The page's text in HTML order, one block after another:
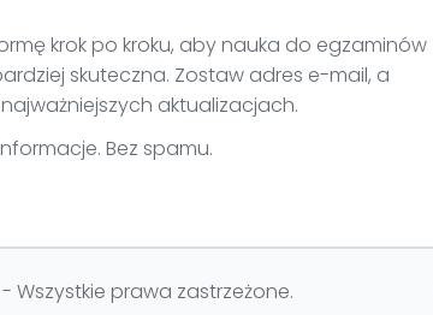
krok po kroku, aby nauka do egzaminów
skuteczna. Zostaw adres e-mail, a
aktualizacjach.
Bez spamu.
Wszystkie prawa zastrzeżone.